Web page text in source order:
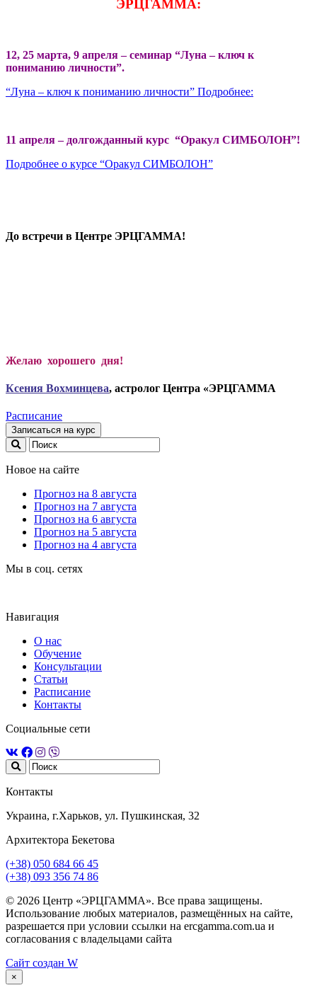
ЭРЦГАММА:
12, 25 марта, 9 апреля – семинар “Луна – ключ к
пониманию личности”.
“Луна – ключ к пониманию личности” Подробнее:
11 апреля – долгожданный курс “Оракул СИМБОЛОН”!
Подробнее о курсе “Оракул СИМБОЛОН”
До встречи в Центре ЭРЦГАММА!
Желаю хорошего дня!
Ксения Вохминцева, астролог Центра «ЭРЦГАММА
Расписание
Записаться на курс
Новое на сайте
Прогноз на 8 августа
Прогноз на 7 августа
Прогноз на 6 августа
Прогноз на 5 августа
Прогноз на 4 августа
Мы в соц. сетях
Навигация
О нас
Обучение
Консультации
Статьи
Расписание
Контакты
Социальные сети
Контакты
Украина, г.Харьков, ул. Пушкинская, 32
Архитектора Бекетова
(+38) 050 684 66 45
(+38) 093 356 74 86
© 2026 Центр «ЭРЦГАММА». Все права защищены.
Использование любых материалов, размещённых на сайте,
разрешается при условии ссылки на ercgamma.com.ua и
согласования с владельцами сайта
Сайт создан W
×